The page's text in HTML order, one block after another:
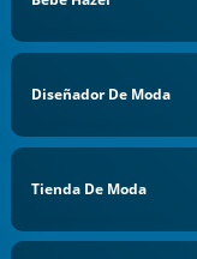
Diseñador De Moda
Tienda De Moda